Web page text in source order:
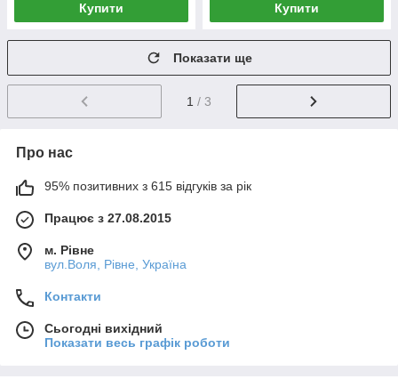
Купити Купити
Показати ще
1 / 3
Про нас
95% позитивних з 615 відгуків за рік
Працює з 27.08.2015
м. Рівне
вул.Воля, Рівне, Україна
Контакти
Сьогодні вихідний
Показати весь графік роботи